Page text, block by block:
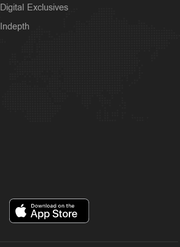
Digital Exclusives
Indepth